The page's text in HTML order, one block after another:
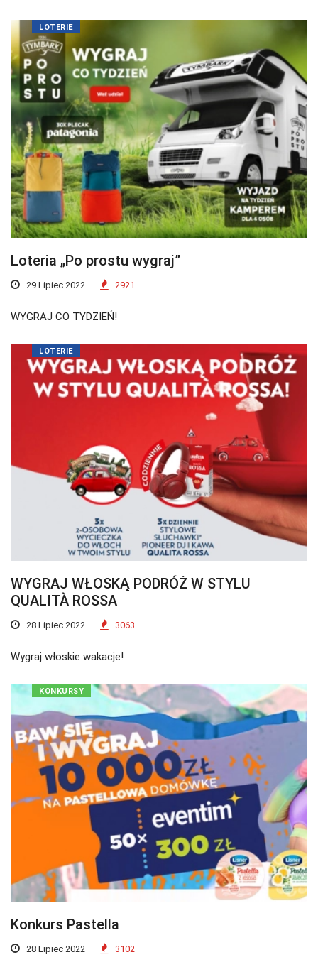
LOTERIE
Loteria „Po prostu wygraj”
29 Lipiec 2022 2921
WYGRAJ CO TYDZIEŃ!
LOTERIE
WYGRAJ WŁOSKĄ PODRÓŻ W STYLU
QUALITÀ ROSSA
28 Lipiec 2022 3063
Wygraj włoskie wakacje!
KONKURSY
Konkurs Pastella
28 Lipiec 2022 3102